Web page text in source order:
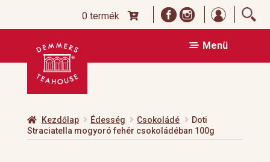
0 termék
Ugrás
navigációhoz
Kilépés
tartalomba
Menü
Kezdőlap Édesség Csokoládé
Doti
Straciatella mogyoró fehér csokoládéban 100g